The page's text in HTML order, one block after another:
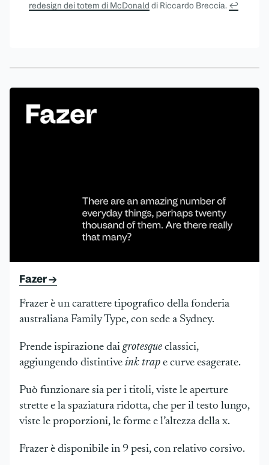
redesign dei totem di McDonald di Riccardo Breccia. ↩︎
Fazer →
Frazer è un carattere tipografico della fonderia
australiana Family Type, con sede a Sydney.
Prende ispirazione dai grotesque classici,
aggiungendo distintive ink trap e curve esagerate.
Può funzionare sia per i titoli, viste le aperture
strette e la spaziatura ridotta, che per il testo lungo,
viste le proporzioni, le forme e l’altezza della x.
Frazer è disponibile in 9 pesi, con relativo corsivo.